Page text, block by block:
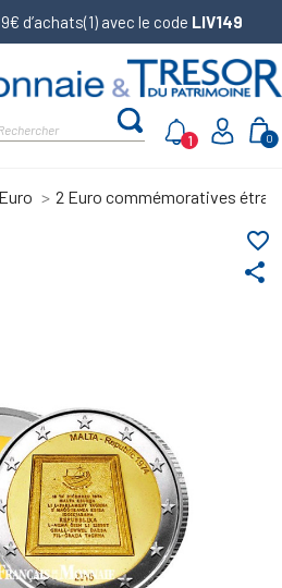
d’achats(1) avec le code LIV149
0
1
2 Euro commémoratives
share
favorite_border